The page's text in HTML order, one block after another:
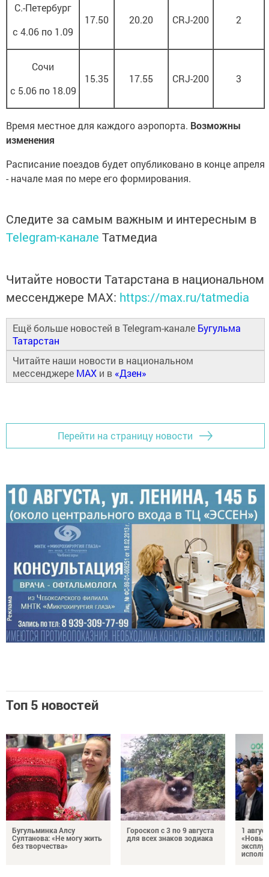
С.-Петербург
с 4.06 по 1.09
17.50 20.20 CRJ-200 2
Сочи
с 5.06 по 18.09
15.35 17.55 CRJ-200 3
Время местное для каждого аэропорта. Возможны
изменения
Расписание поездов будет опубликовано в конце апреля
- начале мая по мере его формирования.
Следите за самым важным и интересным в
Telegram-канале Татмедиа
Читайте новости Татарстана в национальном
мессенджере MАХ: https://max.ru/tatmedia
Ещё больше новостей в Telegram-канале Бугульма
Татарстан
Читайте наши новости в национальном
мессенджере MAX и в «Дзен»
Перейти на страницу новости
Топ 5 новостей
Бугульминка Алсу
Султанова: «Не могу жить
без творчества»
Гороскоп с 3 по 9 августа
для всех знаков зодиака
1
«Новые